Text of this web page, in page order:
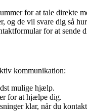
for at tale direkte
og de vil svare dig så
for at sende
kommunikation:
mulige hjælp.
for at hjælpe dig.
klar, når du